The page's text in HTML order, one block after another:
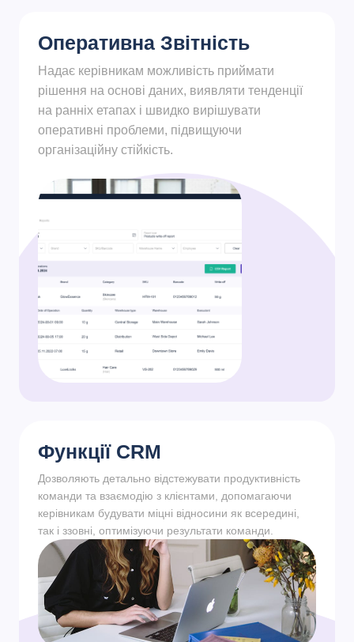
Оперативна Звітність
Надає керівникам можливість приймати
рішення на основі даних, виявляти тенденції
на ранніх етапах і швидко вирішувати
оперативні проблеми, підвищуючи
організаційну стійкість.
Функції CRM
Дозволяють детально відстежувати продуктивність
команди та взаємодію з клієнтами, допомагаючи
керівникам будувати міцні відносини як всередині,
так і ззовні, оптимізуючи результати команди.